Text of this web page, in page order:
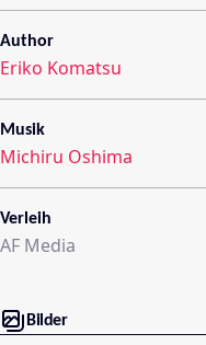
Author
Eriko Komatsu
Musik
Michiru Oshima
Verleih
AF Media
Bilder